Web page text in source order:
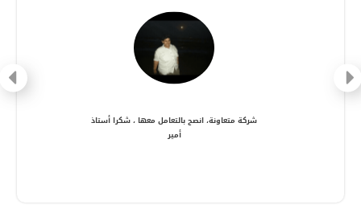
شركة متعاونة، انصح بالتعامل معها ، شكرا أستاذ
أمير